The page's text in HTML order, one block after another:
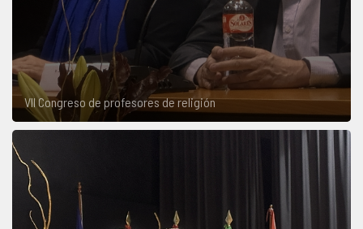
VII Congreso de profesores de religión